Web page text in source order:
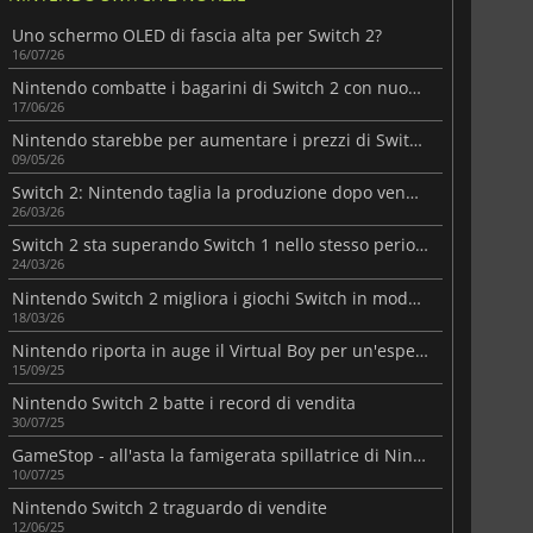
a una ricca libreria di giochi e a caratteristiche uniche
le età.
389.99€
5 Digital Edition Microsoft Xbox Series S
Uno schermo OLED di fascia alta per Switch 2?
16/07/26
Nintendo combatte i bagarini di Switch 2 con nuovi requisiti
17/06/26
Nintendo starebbe per aumentare i prezzi di Switch 2 in tutto il mondo
09/05/26
Switch 2: Nintendo taglia la produzione dopo vendite sotto attese
26/03/26
Switch 2 sta superando Switch 1 nello stesso periodo di lancio
24/03/26
Nintendo Switch 2 migliora i giochi Switch in modalità portatile
18/03/26
Nintendo riporta in auge il Virtual Boy per un'esperienza VR retrò sulla linea Switch
15/09/25
Nintendo Switch 2 batte i record di vendita
30/07/25
GameStop - all'asta la famigerata spillatrice di Nintendo Switch 2
10/07/25
Nintendo Switch 2 traguardo di vendite
12/06/25